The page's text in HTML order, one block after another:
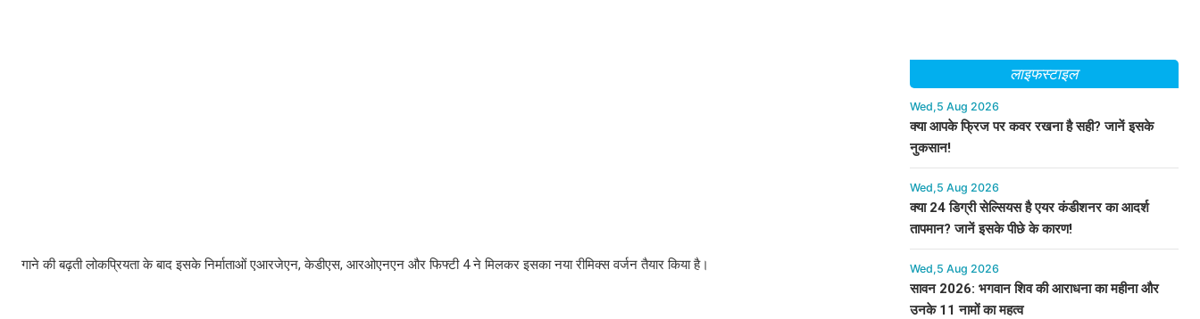
गाने की बढ़ती लोकप्रियता के बाद इसके निर्माताओं एआरजेएन, केडीएस, आरओएनएन और फिफ्टी 4 ने मिलकर इसका नया रीमिक्स वर्जन तैयार किया है।
लाइफस्टाइल
Wed,5 Aug 2026
क्या आपके फ्रिज पर कवर रखना है सही? जानें इसके
नुकसान!
Wed,5 Aug 2026
क्या 24 डिग्री सेल्सियस है एयर कंडीशनर का आदर्श
तापमान? जानें इसके पीछे के कारण!
Wed,5 Aug 2026
सावन 2026: भगवान शिव की आराधना का महीना और
उनके 11 नामों का महत्व